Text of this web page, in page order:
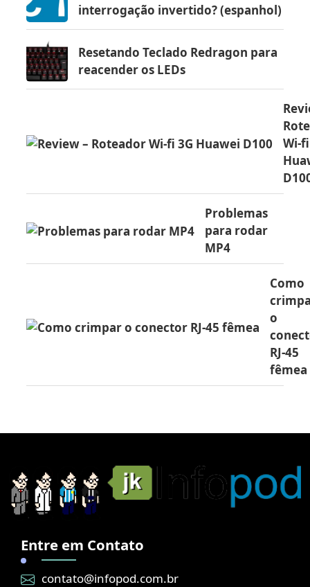
interrogação invertido? (espanhol)
Resetando Teclado Redragon para
reacender os LEDs
Wi-
Problemas
para rodar
MP4
Como
o
RJ-45
fêmea
Entre em Contato
contato@infopod.com.br